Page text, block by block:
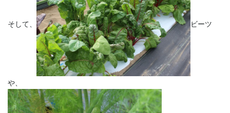
そして、 ビーツ
や、